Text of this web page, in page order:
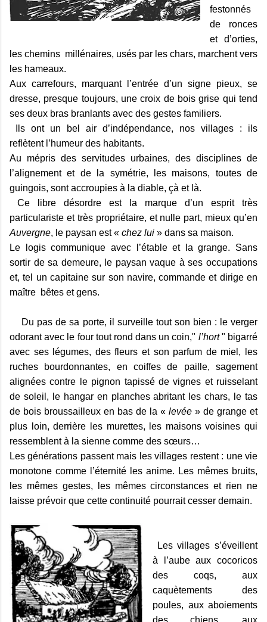
festonnés
de ronces
et d’orties,
les chemins millénaires, usés par les chars, marchent vers
les hameaux.
Aux carrefours, marquant l’entrée d’un signe pieux, se
dresse, presque toujours, une croix de bois grise qui tend
ses deux bras branlants avec des gestes familiers.
Ils ont un bel air d’indépendance, nos villages : ils
reflètent l’humeur des habitants.
Au mépris des servitudes urbaines, des disciplines de
l’alignement et de la symétrie, les maisons, toutes de
guingois, sont accroupies à la diable, çà et là.
Ce libre désordre est la marque d’un esprit très
particulariste et très propriétaire, et nulle part, mieux qu’en
Auvergne, le paysan est « chez lui » dans sa maison.
Le logis communique avec l’étable et la grange. Sans
sortir de sa demeure, le paysan vaque à ses occupations
et, tel un capitaine sur son navire, commande et dirige en
maître bêtes et gens.
Du pas de sa porte, il surveille tout son bien : le verger
odorant avec le four tout rond dans un coin," l’hort" bigarré
avec ses légumes, des fleurs et son parfum de miel, les
ruches bourdonnantes, en coiffes de paille, sagement
alignées contre le pignon tapissé de vignes et ruisselant
de soleil, le hangar en planches abritant les chars, le tas
de bois broussailleux en bas de la « levée » de grange et
plus loin, derrière les murettes, les maisons voisines qui
ressemblent à la sienne comme des sœurs…
Les générations passent mais les villages restent : une vie
monotone comme l’éternité les anime. Les mêmes bruits,
les mêmes gestes, les mêmes circonstances et rien ne
laisse prévoir que cette continuité pourrait cesser demain.
Les villages s’éveillent
à l’aube aux cocoricos
des coqs, aux
caquètements des
poules, aux aboiements
des chiens, aux